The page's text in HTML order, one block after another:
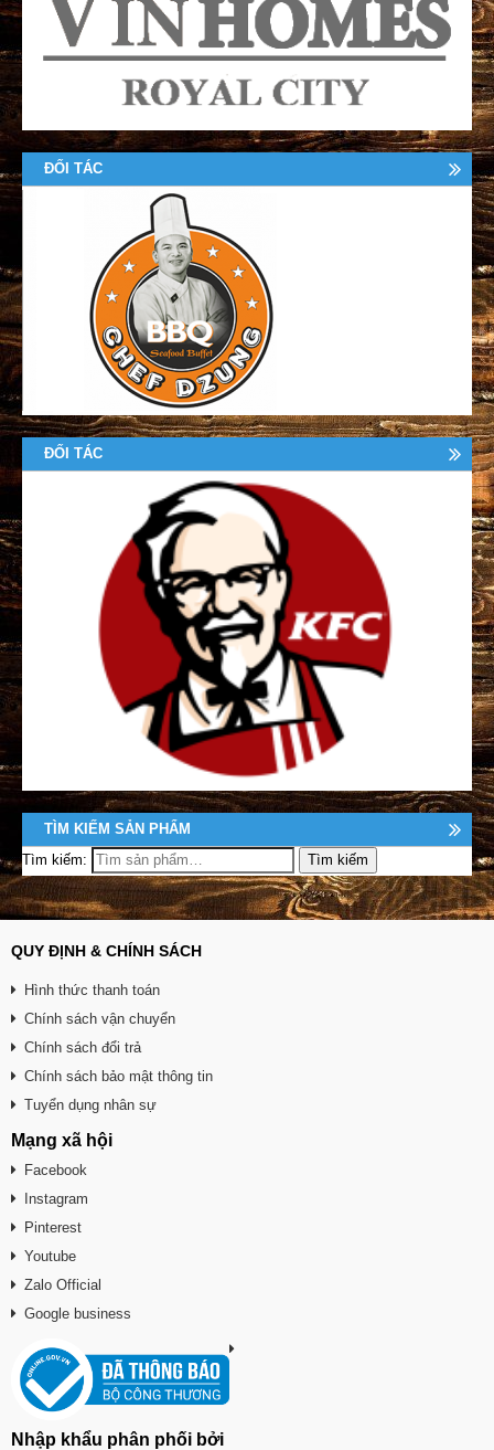
ĐỐI TÁC
ĐỐI TÁC
TÌM KIẾM SẢN PHẨM
Tìm kiếm:
QUY ĐỊNH & CHÍNH SÁCH
Hình thức thanh toán
Chính sách vận chuyển
Chính sách đổi trả
Chính sách bảo mật thông tin
Tuyển dụng nhân sự
Mạng xã hội
Facebook
Instagram
Pinterest
Youtube
Zalo Official
Google business
Nhập khẩu phân phối bởi